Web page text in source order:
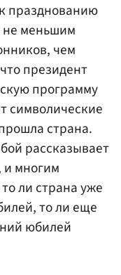
празднованию
не меньшим
чем
президент
программу
символические
страна.
рассказывает
и многим
ли страна уже
то ли еще
юбилей